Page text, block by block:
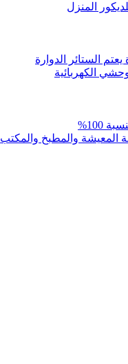
المنزل
الستائر الدوارة
الكهربائية
المعيشة والمطبخ والمكتب